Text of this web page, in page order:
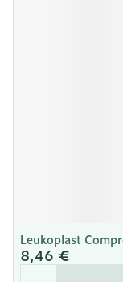
Leukoplast
8,46 €
Quantité